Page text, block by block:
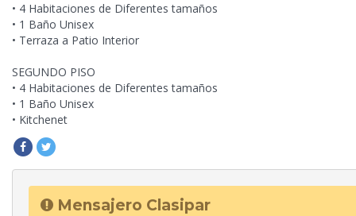
• 4 Habitaciones de Diferentes tamaños
• 1 Baño Unisex
• Terraza a Patio Interior
SEGUNDO PISO
• 4 Habitaciones de Diferentes tamaños
• 1 Baño Unisex
• Kitchenet
Mensajero Clasipar